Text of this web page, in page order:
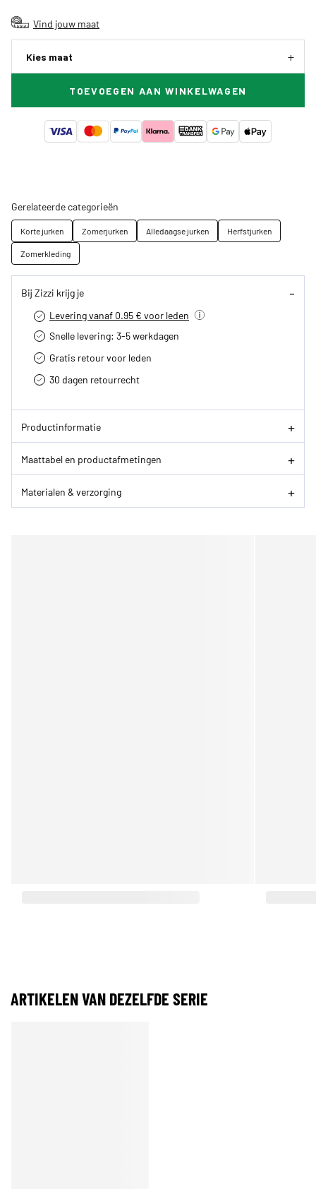
Vind jouw maat
Kies maat
TOEVOEGEN AAN WINKELWAGEN
Gerelateerde categorieën
Korte jurken Zomerjurken Alledaagse jurken
Herfstjurken
Zomerkleding
Bij Zizzi krijg je
Levering vanaf 0.95 € voor leden
Snelle levering: 3-5 werkdagen
Gratis retour voor leden
30 dagen retourrecht­
Productinformatie
Maattabel en productafmetingen
Materialen & verzorging
ARTIKELEN VAN DEZELFDE SERIE